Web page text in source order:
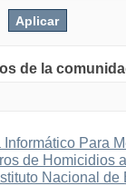
de la
Para
de Homicidios
Nacional de